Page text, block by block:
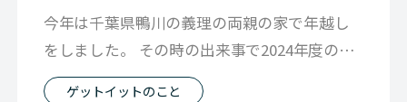
今年は千葉県鴨川の義理の両親の家で年越し
をしました。 その時の出来事で2024年度のブ
ログはスタートしたいと思います。
ゲットイットのこと